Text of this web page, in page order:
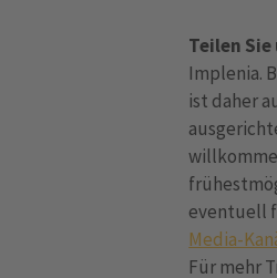
Teilen
Implenia.
ist daher
eventuell
Media-
Für mehr